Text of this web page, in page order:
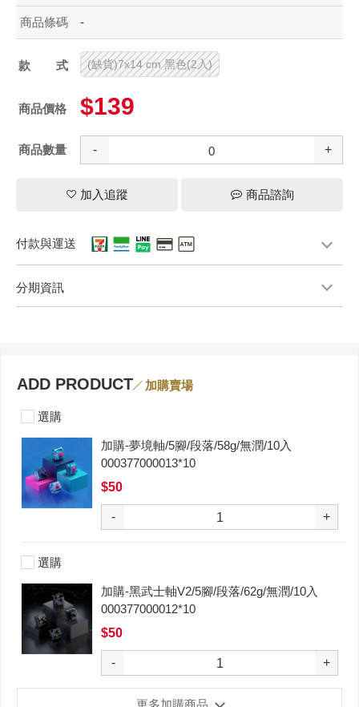
商品條碼 -
款式(缺貨)7x14 cm 黑色(2入)
商品價格 $139
商品數量 - +
加入追蹤 商品諮詢
付款與運送
分期資訊
ADD PRODUCT 加購賣場
選購
加購-夢境軸/5腳/段落/58g/無潤/10入
000377000013*10
$50
- +
選購
加購-黑武士軸V2/5腳/段落/62g/無潤/10入
000377000012*10
$50
- +